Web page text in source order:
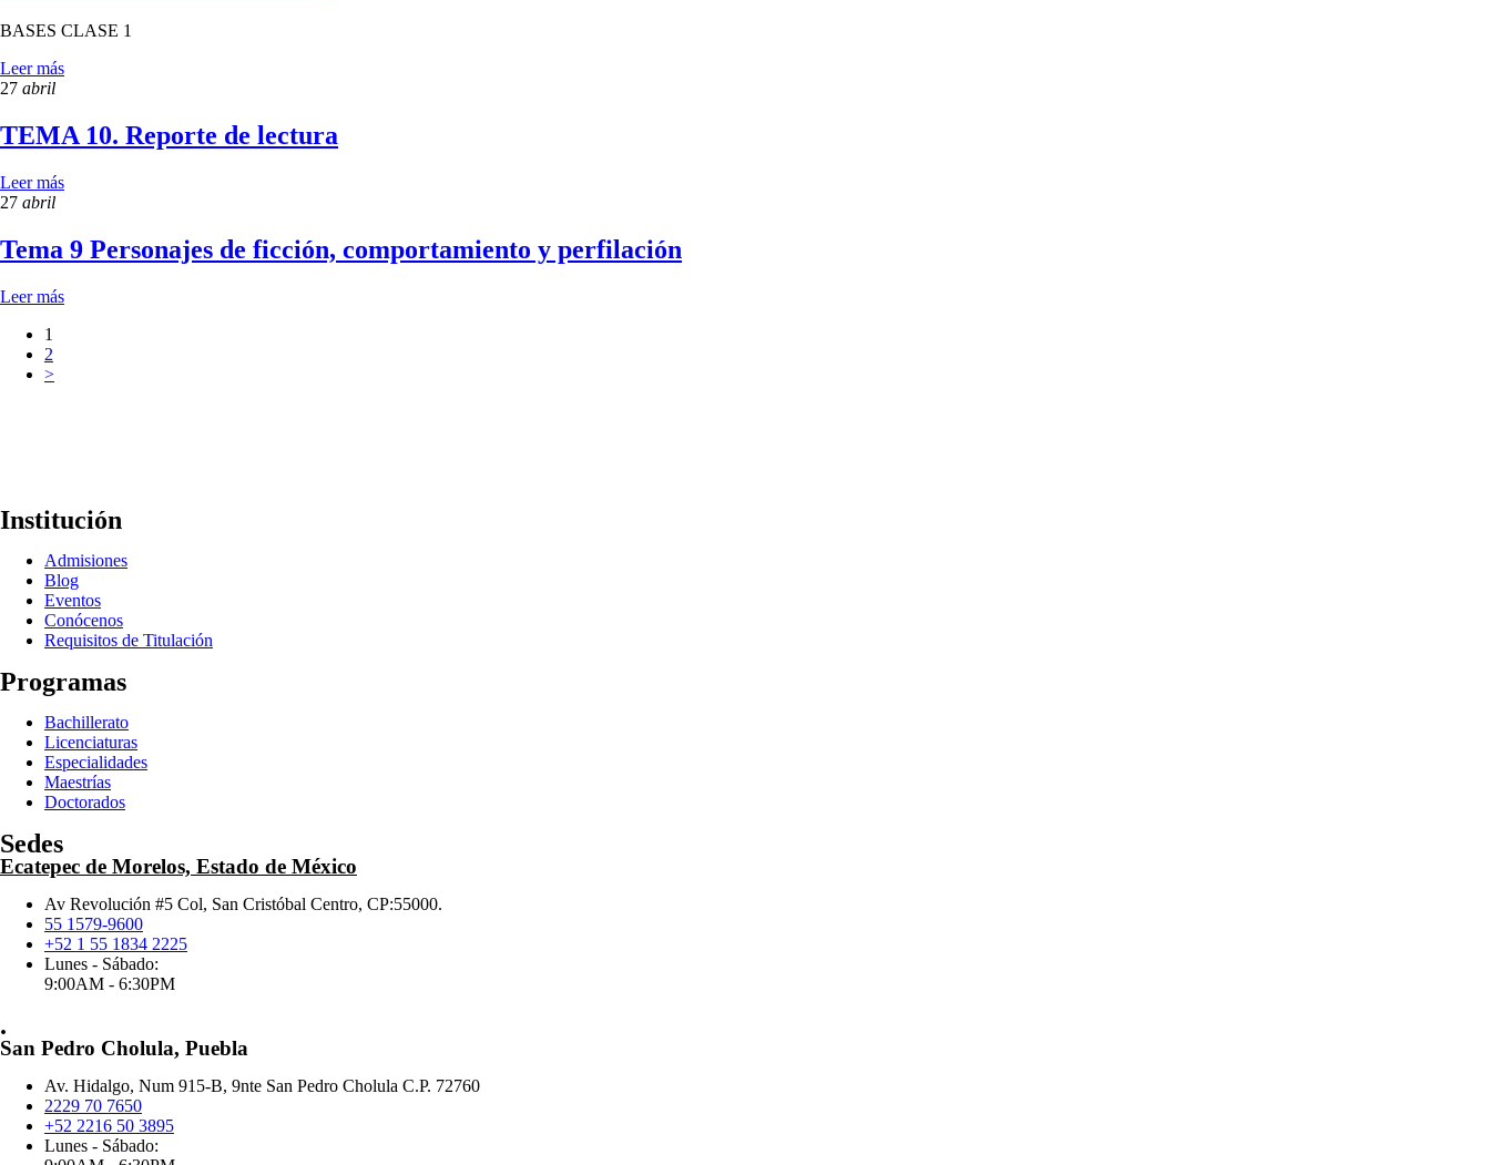
BASES CLASE 1
Leer más
27 abril
TEMA 10. Reporte de lectura
Leer más
27 abril
Tema 9 Personajes de ficción, comportamiento y perfilación
Leer más
1
2
>
Institución
Admisiones
Blog
Eventos
Conócenos
Requisitos de Titulación
Programas
Bachillerato
Licenciaturas
Especialidades
Maestrías
Doctorados
Sedes
Ecatepec de Morelos, Estado de México
Av Revolución #5 Col, San Cristóbal Centro, CP:55000.
55 1579-9600
+52 1 55 1834 2225
Lunes - Sábado:
9:00AM - 6:30PM
.
San Pedro Cholula, Puebla
Av. Hidalgo, Num 915-B, 9nte San Pedro Cholula C.P. 72760
2229 70 7650
+52 2216 50 3895
Lunes - Sábado: